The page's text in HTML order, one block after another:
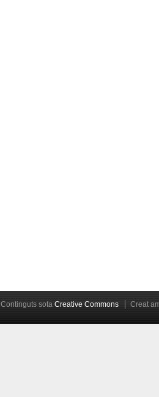
Continguts sotaCreative Commons Creat